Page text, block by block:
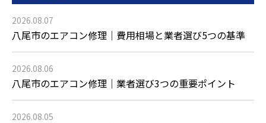
2026.08.07
八尾市のエアコン修理｜費用相場と業者選び5つの基準
2026.08.06
八尾市のエアコン修理｜業者選び3つの重要ポイント
2026.08.05